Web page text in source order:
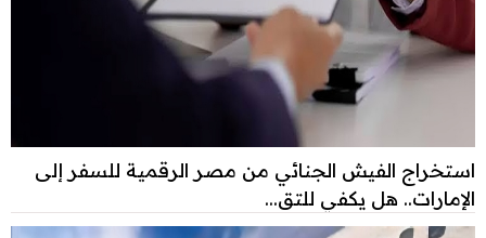
استخراج الفيش الجنائي من مصر الرقمية للسفر إلى
الإمارات.. هل يكفي للتق...